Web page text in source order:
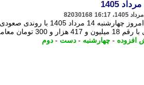
82030168
بازار طلای ایران پس از تعطیلات
افزوده - چهارشنبه - دست - دوم